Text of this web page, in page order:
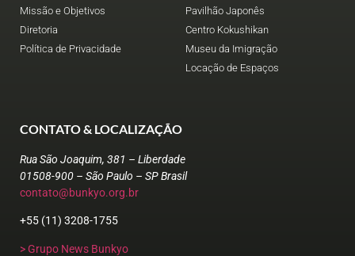
Missão e Objetivos
Diretoria
Política de Privacidade
Pavilhão Japonês
Centro Kokushikan
Museu da Imigração
Locação de Espaços
CONTATO & LOCALIZAÇÃO
Rua São Joaquim, 381 – Liberdade
01508-900 – São Paulo – SP Brasil
contato@bunkyo.org.br
+55 (11) 3208-1755
> Grupo News Bunkyo